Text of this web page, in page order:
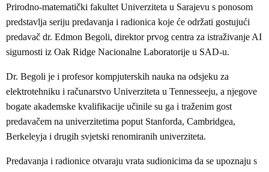
Prirodno-matematički fakultet Univerziteta u Sarajevu s ponosom
predstavlja seriju predavanja i radionica koje će održati gostujući
predavač dr. Edmon Begoli, direktor prvog centra za istraživanje AI
sigurnosti iz Oak Ridge Nacionalne Laboratorije u SAD-u.
Dr. Begoli je i profesor kompjuterskih nauka na odsjeku za
elektrotehniku i računarstvo Univerziteta u Tennesseeju, a njegove
bogate akademske kvalifikacije učinile su ga i traženim gost
predavačem na univerzitetima poput Stanforda, Cambridgea,
Berkeleyja i drugih svjetski renomiranih univerziteta.
Predavanja i radionice otvaraju vrata sudionicima da se upoznaju s